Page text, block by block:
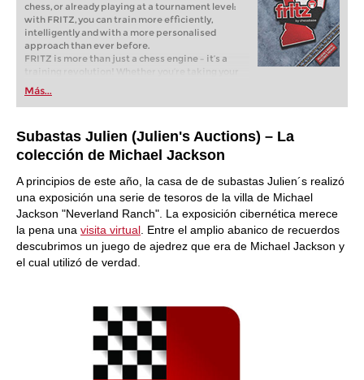
chess, or already playing at a tournament level:
with FRITZ, you can train more efficiently,
intelligently and with a more personalised
approach than ever before.
FRITZ is more than just a chess engine – it’s a
training revolution! Whether you’re taking your
first steps into the world of club chess, or already
playing at a tournament level: with FRITZ, you can
train more efficiently, intelligently and with a
Más...
Subastas Julien (Julien's Auctions) – La
colección de Michael Jackson
A principios de este año, la casa de de subastas Julien´s realizó
una exposición una serie de tesoros de la villa de Michael
Jackson "Neverland Ranch". La exposición cibernética merece
la pena una visita virtual . Entre el amplio abanico de recuerdos
descubrimos un juego de ajedrez que era de Michael Jackson y
el cual utilizó de verdad.